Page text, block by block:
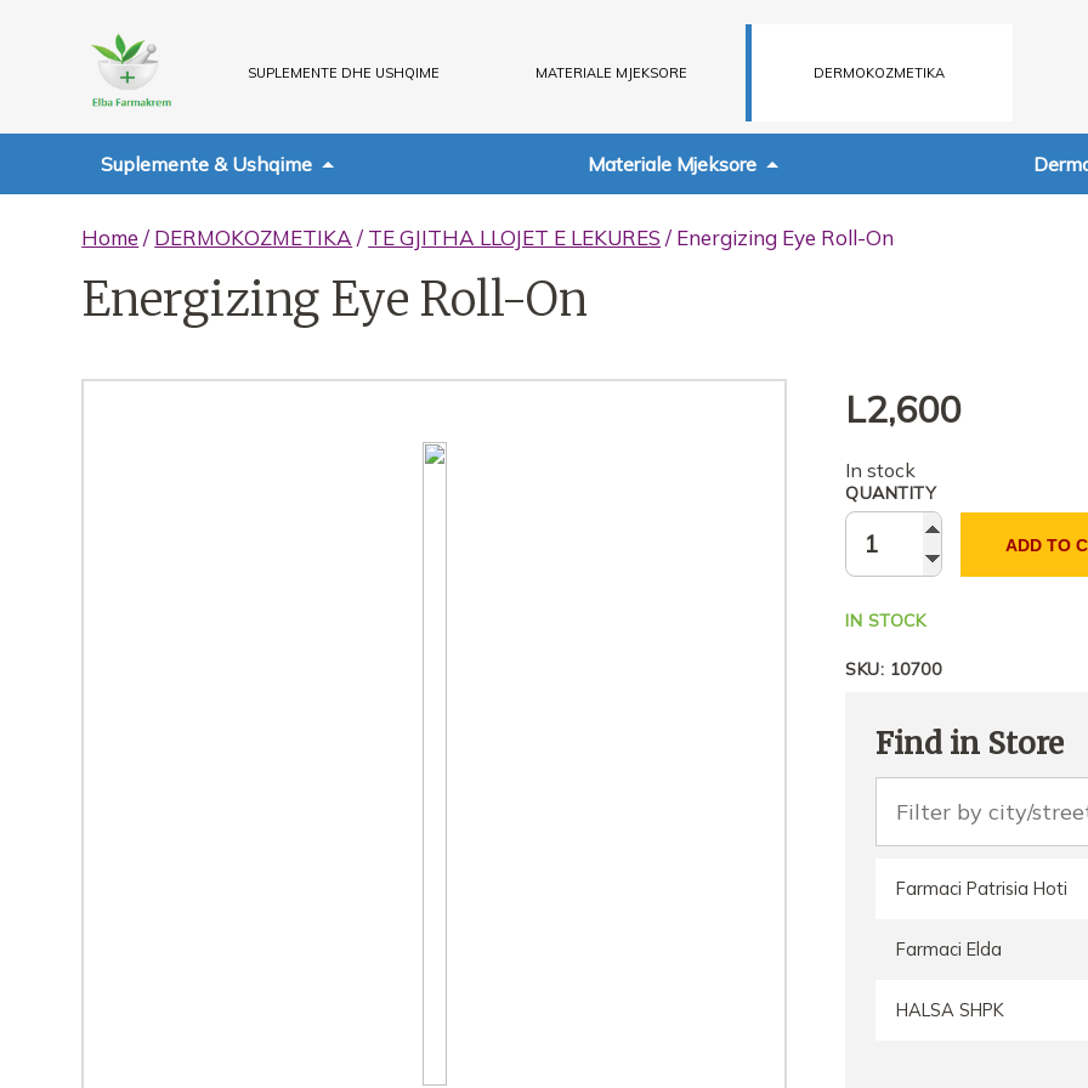
SUPLEMENTE DHE USHQIME MATERIALE MJEKSORE DERMOKOZMETIKA
Suplemente & Ushqime Materiale Mjeksore
Home / DERMOKOZMETIKA / TE GJITHA LLOJET E LEKURES / Energizing Eye Roll-On
Energizing Eye Roll-On
L2,600
In stock
QUANTITY
ADD TO
IN STOCK
SKU: 10700
Find in Store
Farmaci Patrisia Hoti
Farmaci Elda
HALSA SHPK